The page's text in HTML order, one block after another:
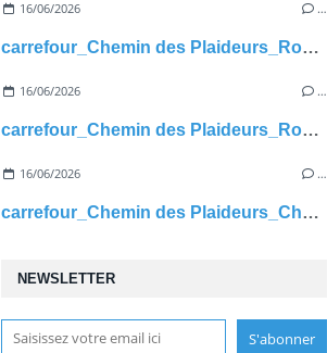
NEWSLETTER
16/06/2026 …
carrefour_Chemin des Plaideurs_Route Bertin
16/06/2026 …
carrefour_Chemin des Plaideurs_Route de Béthisy
16/06/2026 …
carrefour_Chemin des Plaideurs_Chemin du Vivier